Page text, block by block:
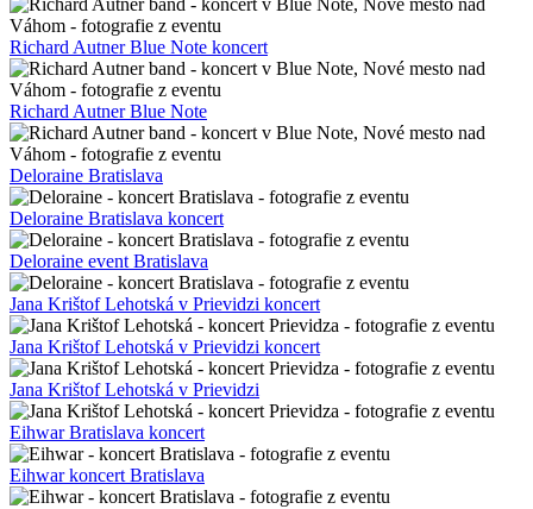
Richard Autner Blue Note koncert
Richard Autner Blue Note
Deloraine Bratislava
Deloraine Bratislava koncert
Deloraine event Bratislava
Jana Krištof Lehotská v Prievidzi koncert
Jana Krištof Lehotská v Prievidzi koncert
Jana Krištof Lehotská v Prievidzi
Eihwar Bratislava koncert
Eihwar koncert Bratislava